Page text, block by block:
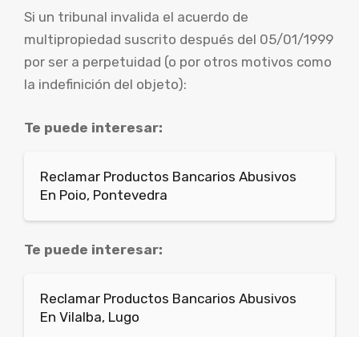
Si un tribunal invalida el acuerdo de
multipropiedad suscrito después del 05/01/1999
por ser a perpetuidad (o por otros motivos como
la indefinición del objeto):
Te puede interesar:
Reclamar Productos Bancarios Abusivos
En Poio, Pontevedra
Te puede interesar:
Reclamar Productos Bancarios Abusivos
En Vilalba, Lugo